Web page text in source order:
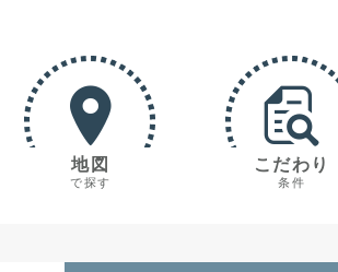
地図
で探す
こだわり
条件